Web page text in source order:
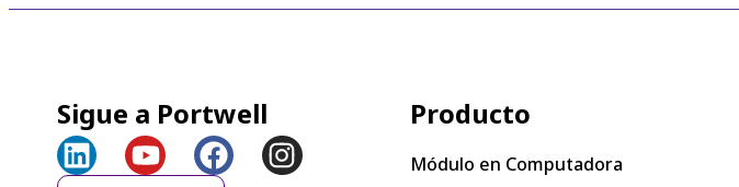
Sigue a Portwell Producto
Módulo en Computadora